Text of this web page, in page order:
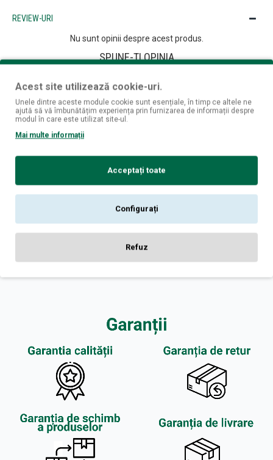
REVIEW-URI
Nu sunt opinii despre acest produs.
SPUNE-ŢI OPINIA
Numele tău:
Opinia ta:
Nota:
Acest site utilizează cookie-uri.
Unele dintre aceste module cookie sunt esențiale, în timp ce altele ne
ajută să vă îmbunătățim experiența prin furnizarea de informații despre
modul în care este utilizat site-ul.
Mai multe informații
Acceptați toate
Configurați
Refuz